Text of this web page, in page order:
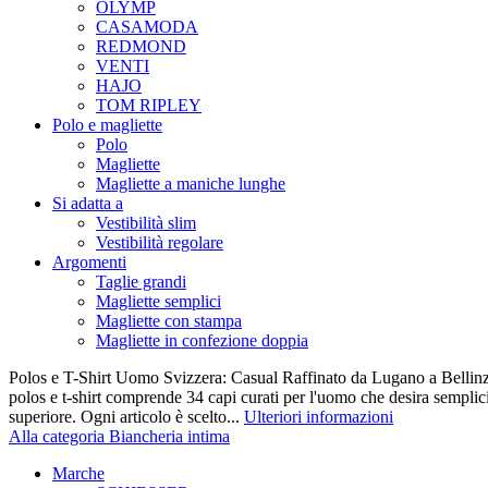
OLYMP
CASAMODA
REDMOND
VENTI
HAJO
TOM RIPLEY
Polo e magliette
Polo
Magliette
Magliette a maniche lunghe
Si adatta a
Vestibilità slim
Vestibilità regolare
Argomenti
Taglie grandi
Magliette semplici
Magliette con stampa
Magliette in confezione doppia
Polos e T-Shirt Uomo Svizzera: Casual Raffinato da Lugano a
polos e t-shirt comprende 34 capi curati per l'uomo che desira
superiore. Ogni articolo è scelto... Ulteriori informazioni
Alla categoria Biancheria intima
Marche